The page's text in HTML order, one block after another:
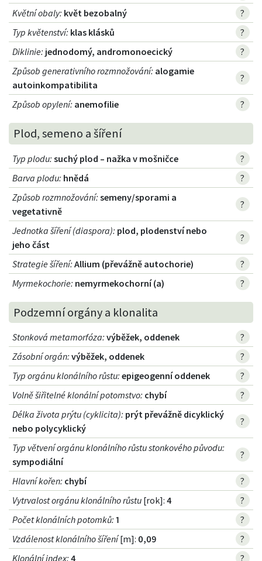
Květní obaly: květ bezobalný
?
Typ květenství: klas klásků
?
Diklinie: jednodomý, andromonoecický
?
Způsob generativního rozmnožování: alogamie
autoinkompatibilita
?
Způsob opylení: anemofilie ?
Plod, semeno a šíření
Typ plodu: suchý plod – nažka v mošničce
?
Barva plodu: hnědá
?
Způsob rozmnožování: semeny/sporami a
vegetativně
?
Jednotka šíření (diaspora): plod, plodenství nebo
jeho část
?
Strategie šíření: Allium (převážně autochorie)
?
Myrmekochorie: nemyrmekochorní (a) ?
Podzemní orgány a klonalita
Stonková metamorfóza: výběžek, oddenek
?
Zásobní orgán: výběžek, oddenek
?
Typ orgánu klonálního růstu: epigeogenní oddenek
?
Volně šiřitelné klonální potomstvo: chybí
?
Délka života prýtu (cyklicita): prýt převážně dicyklický
nebo polycyklický
?
Typ větvení orgánu klonálního růstu stonkového původu:
sympodiální
?
Hlavní kořen: chybí
?
Vytrvalost orgánu klonálního růstu [rok]: 4
?
Počet klonálních potomků: 1
?
Vzdálenost klonálního šíření[m]: 0,09
?
Klonální index: 4 ?